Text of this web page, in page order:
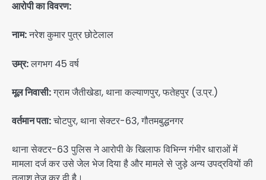
आरोपी का विवरण:
नाम:नरेश कुमार पुत्र छोटेलाल
उम्र:लगभग 45 वर्ष
मूल निवासी:ग्राम जैतीखेडा, थाना कल्याणपुर, फतेहपुर (उ.प्र.)
वर्तमान पता:चोटपुर, थाना सेक्टर-63, गौतमबुद्धनगर
थाना सेक्टर-63 पुलिस ने आरोपी के खिलाफ विभिन्न गंभीर धाराओं में
मामला दर्ज कर उसे जेल भेज दिया है और मामले से जुड़े अन्य उपद्रवियों की